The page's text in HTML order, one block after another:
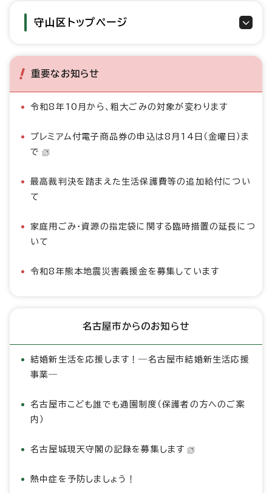
守山区トップページ
重要なお知らせ
令和8年10月から、粗大ごみの対象が変わります
プレミアム付電子商品券の申込は8月14日（金曜日）ま
で
最高裁判決を踏まえた生活保護費等の追加給付につい
て
家庭用ごみ・資源の指定袋に関する臨時措置の延長につ
いて
令和8年熊本地震災害義援金を募集しています
名古屋市からのお知らせ
結婚新生活を応援します！―名古屋市結婚新生活応援
事業―
名古屋市こども誰でも通園制度（保護者の方へのご案
内）
名古屋城現天守閣の記録を募集します
熱中症を予防しましょう！